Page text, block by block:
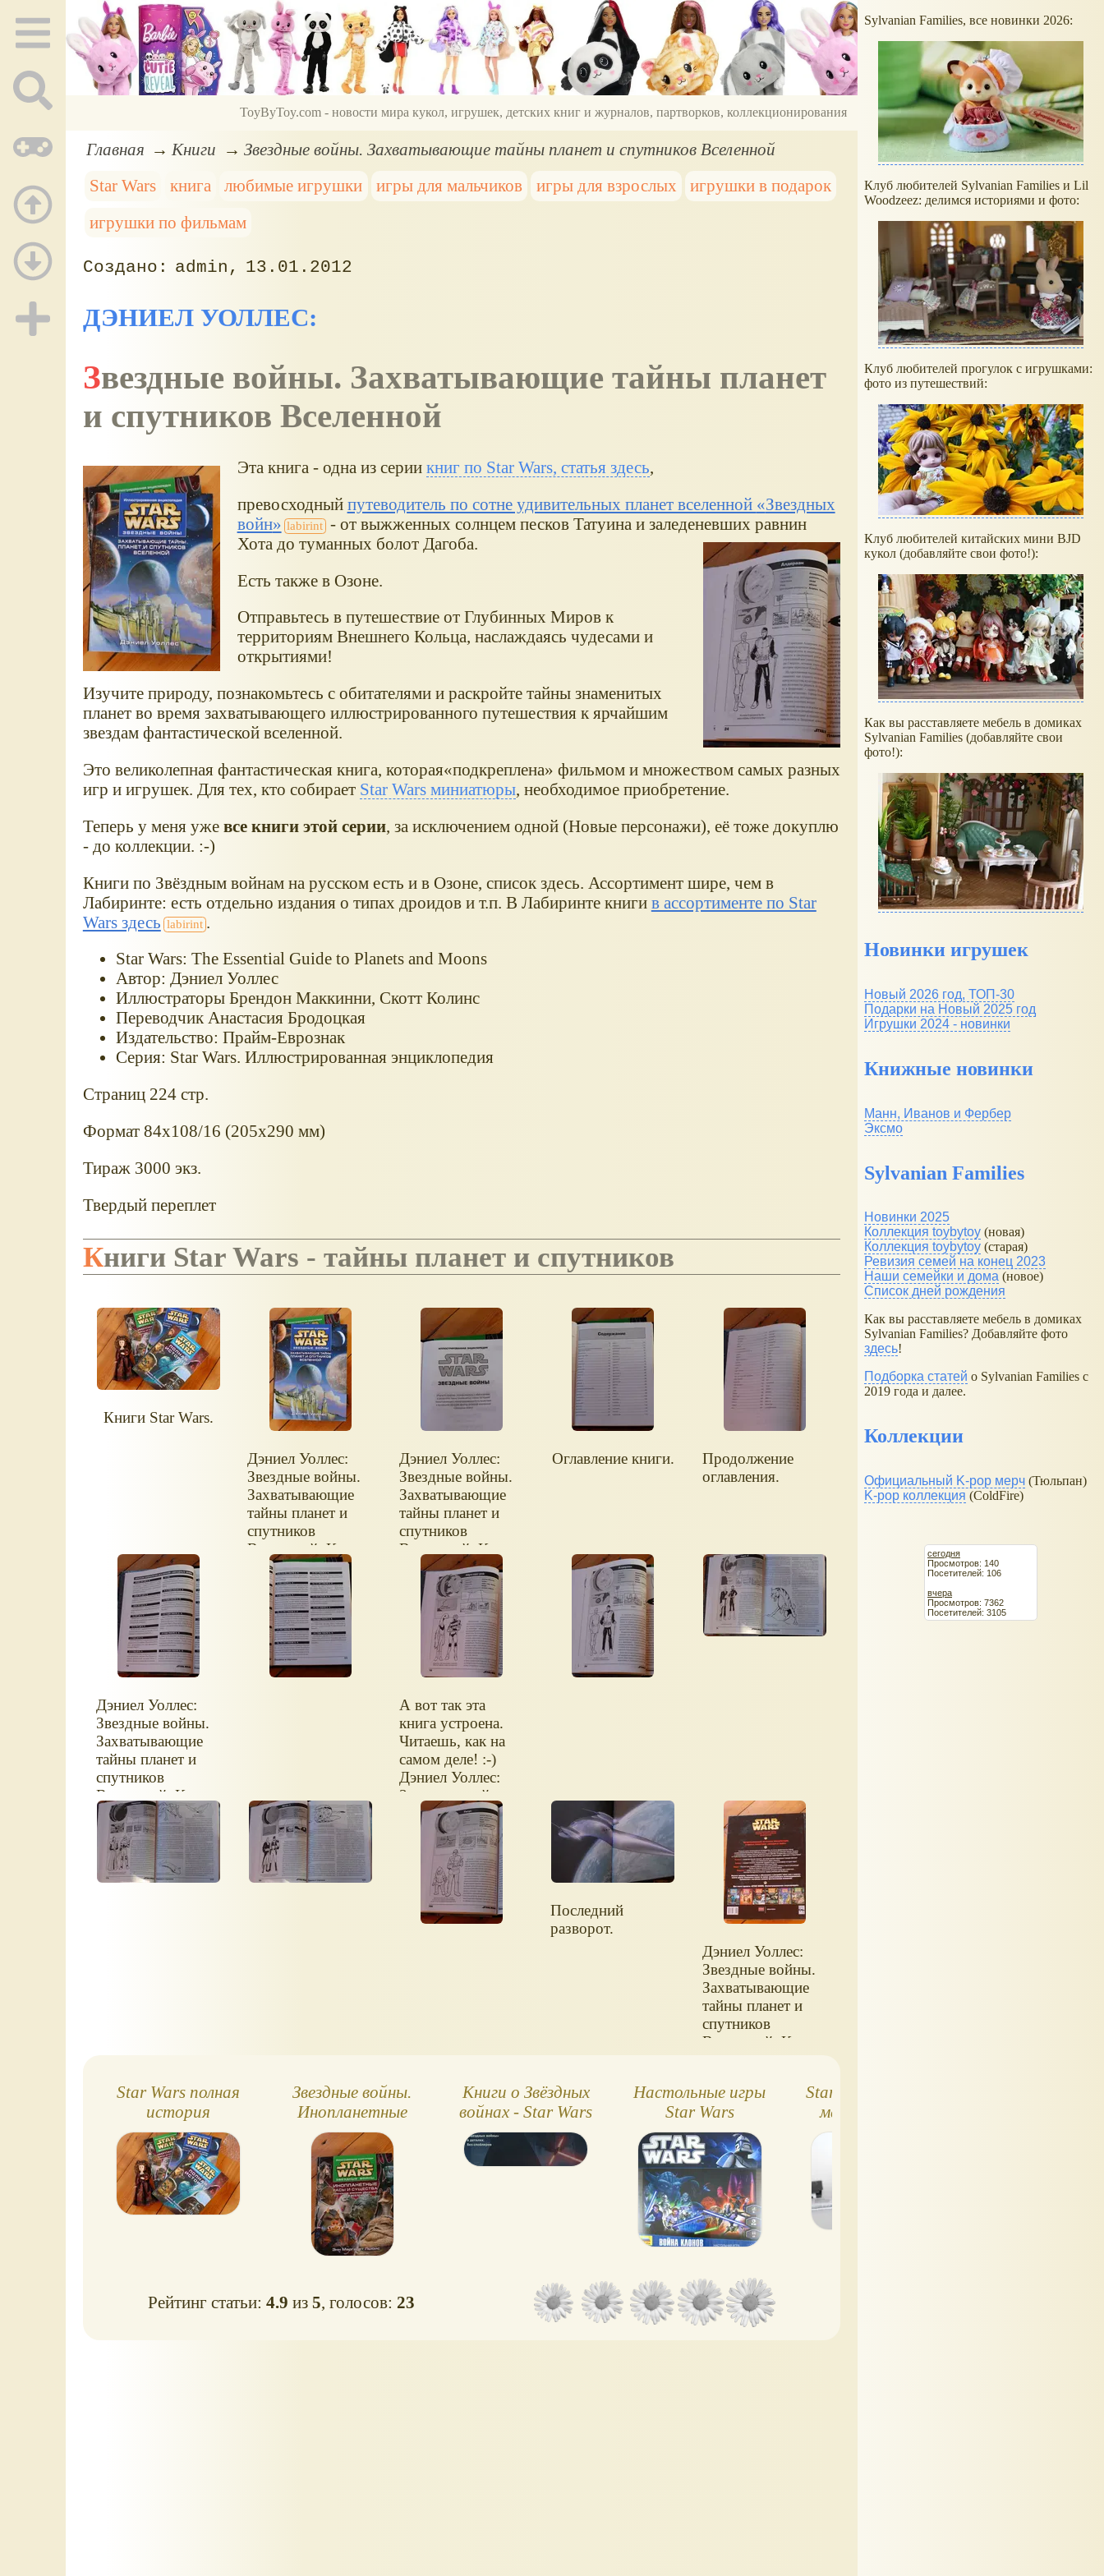
ToyByToy.com - новости мира кукол, игрушек, детских книг и журналов, партворков, коллекционирования
Главная Книги
Звездные войны. Захватывающие тайны планет и спутников Вселенной
Star Wars
книга любимые игрушки игры для мальчиков игры для взрослых
игрушки в подарок
игрушки по фильмам
admin 13.01.2012
ДЭНИЕЛ УОЛЛЕС:
Звездные войны. Захватывающие тайны планет
и спутников Вселенной
Эта книга - одна из серии книг по Star Wars, статья здесь,
превосходный путеводитель по сотне удивительных планет вселенной
Звездных
войн
- от выжженных солнцем песков Татуина и заледеневших равнин
Хота до туманных болот Дагоба.
Есть также в Озоне.
Отправьтесь в путешествие от Глубинных Миров к
территориям Внешнего Кольца, наслаждаясь чудесами и
открытиями!
Изучите природу, познакомьтесь с обитателями и раскройте тайны знаменитых
планет во время захватывающего иллюстрированного путешествия к ярчайшим
звездам фантастической вселенной.
Это великолепная фантастическая книга, которая подкреплена
фильмом и множеством самых разных
игр и игрушек. Для тех, кто собирает Star Wars миниатюры, необходимое приобретение.
Теперь у меня уже все книги этой серии, за исключением одной (Новые персонажи), её тоже докуплю
- до коллекции. :-)
Книги по Звёздным войнам на русском есть и в Озоне, список здесь. Ассортимент шире, чем в
Лабиринте: есть отдельно издания о типах дроидов и т.п. В Лабиринте книги в ассортименте по Star
Wars здесь
.
Star Wars: The Essential Guide to Planets and Moons
Автор: Дэниел Уоллес
Иллюстраторы Брендон Маккинни, Скотт Колинс
Переводчик Анастасия Бродоцкая
Издательство: Прайм-Еврознак
Серия: Star Wars. Иллюстрированная энциклопедия
Страниц 224 стр.
Формат 84x108/16 (205х290 мм)
Тираж 3000 экз.
Твердый переплет
Книги Star Wars - тайны планет и спутников
Книги Star Wars.
Дэниел Уоллес:
Звездные войны.
Захватывающие
тайны планет и
спутников
Вселенной. Книги
Star Wars.
Обложка книги.
Дэниел Уоллес:
Звездные войны.
Захватывающие
тайны планет и
спутников
Вселенной. Книги
Star Wars.
Оглавление книги.
Продолжение
оглавления.
Дэниел Уоллес:
Звездные войны.
Захватывающие
тайны планет и
спутников
Вселенной. Книги
Star Wars.
Краткая
хронология
Вселенной Star
А вот так эта
книга устроена.
Читаешь, как на
самом деле! :-)
Дэниел Уоллес:
Звездные войны.
Захватывающие
тайны планет и
спутников
Вселенной. Книги
Star Wars.
Последний
разворот.
Дэниел Уоллес:
Звездные войны.
Захватывающие
тайны планет и
спутников
Вселенной. Книги
обратной
стороны.
Star Wars полная
история
Звездные войны.
Инопланетные
расы и существа
Книги о Звёздных
войнах - Star Wars
Настольные игры
Star Wars
Star Wars Hasbro -
магистр Йода
Рейтинг статьи:4.9 из5 , голосов: 23
Sylvanian Families, все новинки 2026:
Клуб любителей Sylvanian Families и Lil
Woodzeez: делимся историями и фото:
Клуб любителей прогулок с игрушками:
фото из путешествий:
Клуб любителей китайских мини BJD
кукол (добавляйте свои фото!):
Как вы расставляете мебель в домиках
Sylvanian Families (добавляйте свои
фото!):
Новинки игрушек
Новый 2026 год, ТОП-30
Подарки на Новый 2025 год
Игрушки 2024 - новинки
Книжные новинки
Манн, Иванов и Фербер
Эксмо
Sylvanian Families
Новинки 2025
Коллекция toybytoy (новая)
Коллекция toybytoy (старая)
Ревизия семей на конец 2023
Наши семейки и дома (новое)
Список дней рождения
Как вы расставляете мебель в домиках
Sylvanian Families? Добавляйте фото
здесь!
Подборка статей о Sylvanian Families с
2019 года и далее.
Коллекции
Официальный K-pop мерч (Тюльпан)
K-pop коллекция (ColdFire)
сегодня
Просмотров: 140
Посетителей: 106
вчера
Просмотров: 7362
Посетителей: 3105